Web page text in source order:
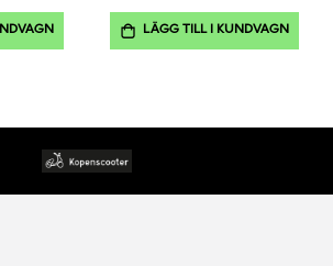
LÄGG TILL I KUNDVAGN